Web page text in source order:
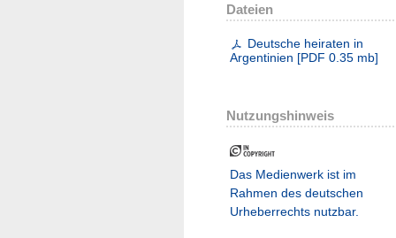
Dateien
Deutsche heiraten in
Argentinien [PDF 0.35 mb]
Nutzungshinweis
Das Medienwerk ist im
Rahmen des deutschen
Urheberrechts nutzbar.